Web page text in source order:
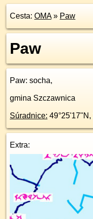
Cesta: OMA» Paw
Paw
Paw: socha,
gmina Szczawnica
Súradnice: 49°25'17"N ,
Extra: